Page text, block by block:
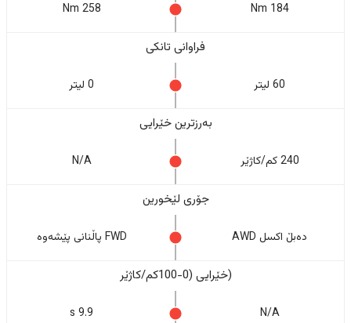
184 Nm
258 Nm
فراوانی تانکی
60 لیتر 0 لیتر
بەرزترین خێرایی
240 کم/کاژێر N/A
جۆری لێخورین
دەبڵ اکسل AWD FWD پاڵنانی پێشەوە
(خێرایی (0-100کم/کاژێر
N/A
9.9 s